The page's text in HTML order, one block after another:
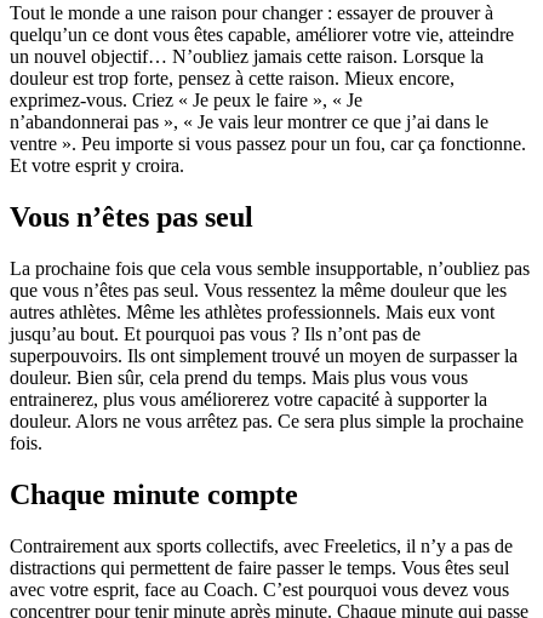
Tout le monde a une raison pour changer : essayer de prouver à
quelqu’un ce dont vous êtes capable, améliorer votre vie, atteindre
un nouvel objectif… N’oubliez jamais cette raison. Lorsque la
douleur est trop forte, pensez à cette raison. Mieux encore,
exprimez-vous. Criez « Je peux le faire », « Je
n’abandonnerai pas », « Je vais leur montrer ce que j’ai dans le
ventre ». Peu importe si vous passez pour un fou, car ça fonctionne.
Et votre esprit y croira.
Vous n’êtes pas seul
La prochaine fois que cela vous semble insupportable, n’oubliez pas
que vous n’êtes pas seul. Vous ressentez la même douleur que les
autres athlètes. Même les athlètes professionnels. Mais eux vont
jusqu’au bout. Et pourquoi pas vous ? Ils n’ont pas de
superpouvoirs. Ils ont simplement trouvé un moyen de surpasser la
douleur. Bien sûr, cela prend du temps. Mais plus vous vous
entrainerez, plus vous améliorerez votre capacité à supporter la
douleur. Alors ne vous arrêtez pas. Ce sera plus simple la prochaine
fois.
Chaque minute compte
Contrairement aux sports collectifs, avec Freeletics, il n’y a pas de
distractions qui permettent de faire passer le temps. Vous êtes seul
avec votre esprit, face au Coach. C’est pourquoi vous devez vous
concentrer pour tenir minute après minute. Chaque minute qui passe